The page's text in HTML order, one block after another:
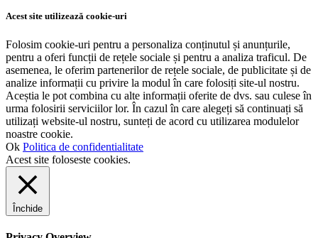
Acest site utilizează cookie-uri
Folosim cookie-uri pentru a personaliza conținutul și anunțurile,
pentru a oferi funcții de rețele sociale și pentru a analiza traficul. De
asemenea, le oferim partenerilor de rețele sociale, de publicitate și de
analize informații cu privire la modul în care folosiți site-ul nostru.
Aceștia le pot combina cu alte informații oferite de dvs. sau culese în
urma folosirii serviciilor lor. În cazul în care alegeți să continuați să
utilizați website-ul nostru, sunteți de acord cu utilizarea modulelor
noastre cookie.
Ok Politica de confidentialitate
Acest site foloseste cookies.
Închide